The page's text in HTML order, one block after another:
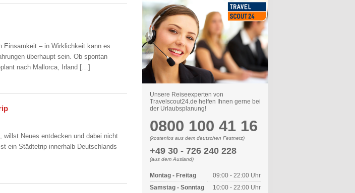
Einsamkeit – in Wirklichkeit kann es
überhaupt sein. Ob spontan
nach Mallorca, Irland […]
willst Neues entdecken und dabei nicht
ein Städtetrip innerhalb Deutschlands
Unsere Reiseexperten von
Travelscout24.de helfen Ihnen gerne bei
der Urlaubsplanung!
0800 100 41 16
(kostenlos aus dem deutschen Festnetz)
+49 30 - 726 240 228
(aus dem Ausland)
Montag - Freitag
09:00 - 22:00 Uhr
Samstag - Sonntag
10:00 - 22:00 Uhr